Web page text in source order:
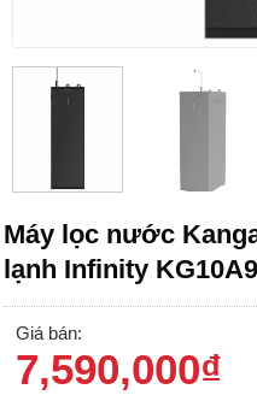
Máy lọc nước
lạnh Infinity
Giá bán:
7,590,000₫